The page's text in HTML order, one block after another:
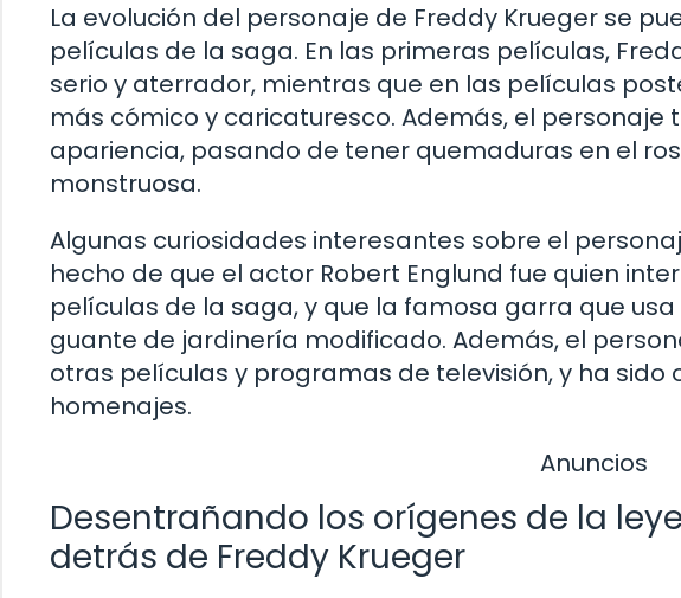
La evolución del personaje de Freddy Krueger se
películas de la saga. En las primeras películas,
serio y aterrador, mientras que en las películas
más cómico y caricaturesco. Además, el personaje
apariencia, pasando de tener quemaduras en el
monstruosa.
Algunas curiosidades interesantes sobre el
hecho de que el actor Robert Englund fue quien
películas de la saga, y que la famosa garra que
guante de jardinería modificado. Además, el
otras películas y programas de televisión, y ha
homenajes.
Anuncios
Desentrañando los orígenes de la
detrás de Freddy Krueger